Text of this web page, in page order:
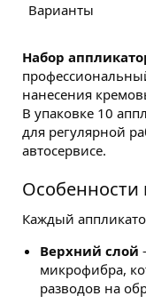
Варианты
Набор
нанесения
В упаковке 10
для регулярной
автосервисе.
Особенности
Каждый
Верхний слой
микрофибра,
разводов на